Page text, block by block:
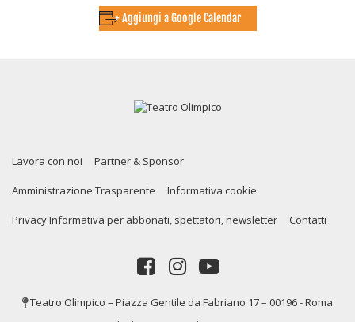
+ Aggiungi a Google Calendar
Lavora con noi Partner & Sponsor
Amministrazione Trasparente Informativa cookie
Privacy Informativa per abbonati, spettatori, newsletter Contatti
Teatro Olimpico – Piazza Gentile da Fabriano 17 – 00196 - Roma